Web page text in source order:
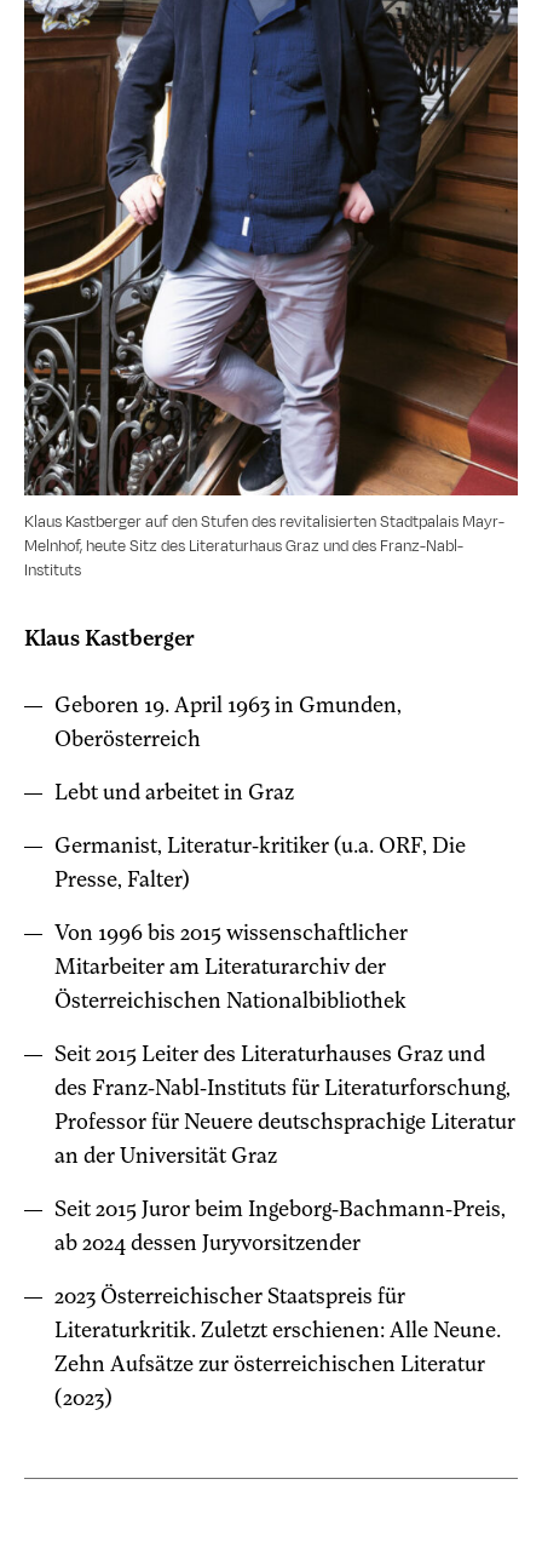
Klaus Kastberger auf den Stufen des revitalisierten Stadtpalais Mayr-
Melnhof, heute Sitz des Literaturhaus Graz und des Franz-Nabl-
Instituts
Klaus Kastberger
Geboren 19. April 1963 in Gmunden,
Oberösterreich
Lebt und arbeitet in Graz
Germanist, Literatur-kritiker (u.a. ORF, Die
Presse, Falter)
Von 1996 bis 2015 wissenschaftlicher
Mitarbeiter am Literaturarchiv der
Österreichischen Nationalbibliothek
Seit 2015 Leiter des Literaturhauses Graz und
des Franz-Nabl-Instituts für Literaturforschung,
Professor für Neuere deutschsprachige Literatur
an der Universität Graz
Seit 2015 Juror beim Ingeborg-Bachmann-Preis,
ab 2024 dessen Juryvorsitzender
2023 Österreichischer Staatspreis für
Literaturkritik. Zuletzt erschienen: Alle Neune.
Zehn Aufsätze zur österreichischen Literatur
(2023)